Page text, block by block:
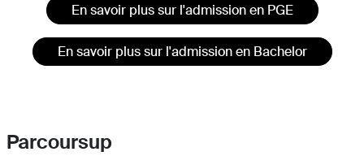
En savoir plus sur l'admission en PGE
En savoir plus sur l'admission en Bachelor
Parcoursup